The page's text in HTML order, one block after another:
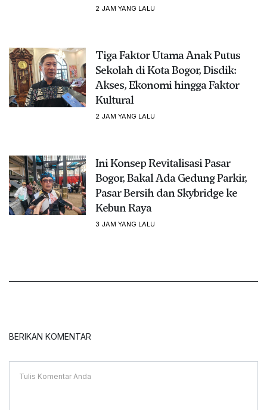
2 JAM YANG LALU
Tiga Faktor Utama Anak Putus
Sekolah di Kota Bogor, Disdik:
Akses, Ekonomi hingga Faktor
Kultural
2 JAM YANG LALU
Ini Konsep Revitalisasi Pasar
Bogor, Bakal Ada Gedung Parkir,
Pasar Bersih dan Skybridge ke
Kebun Raya
3 JAM YANG LALU
BERIKAN KOMENTAR